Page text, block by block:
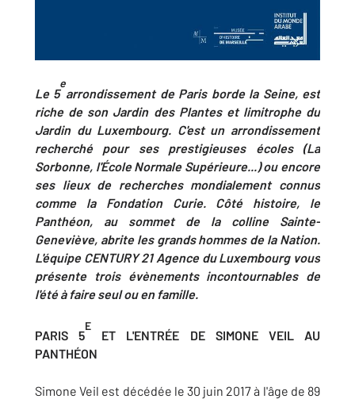
Le 5
e
arrondissement de Paris borde la Seine, est
riche de son Jardin des Plantes et limitrophe du
Jardin du Luxembourg. C'est un arrondissement
recherché pour ses prestigieuses écoles (La
Sorbonne, l'École Normale Supérieure...) ou encore
ses lieux de recherches mondialement connus
comme la Fondation Curie. Côté histoire, le
Panthéon, au sommet de la colline Sainte-
Geneviève, abrite les grands hommes de la Nation.
L'équipe CENTURY 21 Agence du Luxembourg vous
présente trois évènements incontournables de
l'été à faire seul ou en famille.
PARIS 5
E
ET L'ENTRÉE DE SIMONE VEIL AU
PANTHÉON
Simone Veil est décédée le 30 juin 2017 à l'âge de 89